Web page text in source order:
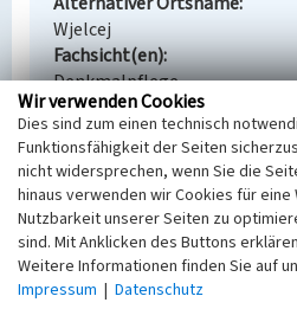
Wjelcej
Fachsicht(en)
Denkmalpflege
Erfassungsmaßstab
Keine Angabe
Erfassungsmethode
Übernahme aus externer
Empfohlene Zitierweise
Wir verwenden Cookies
Dies sind zum einen technisch
Funktionsfähigkeit der Seiten
nicht widersprechen, wenn Sie die
hinaus verwenden wir Cookies für eine
Nutzbarkeit unserer Seiten zu
sind. Mit Anklicken des Buttons
Weitere Informationen finden Sie auf
Impressum | Datenschutz